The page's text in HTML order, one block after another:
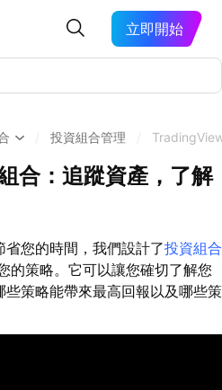
立即開始
投資組合管理
合：追蹤資產，了解
您的時間，我們設計了投資組合
策略。它可以讓您確切了解您
策略能帶來最高回報以及哪些策